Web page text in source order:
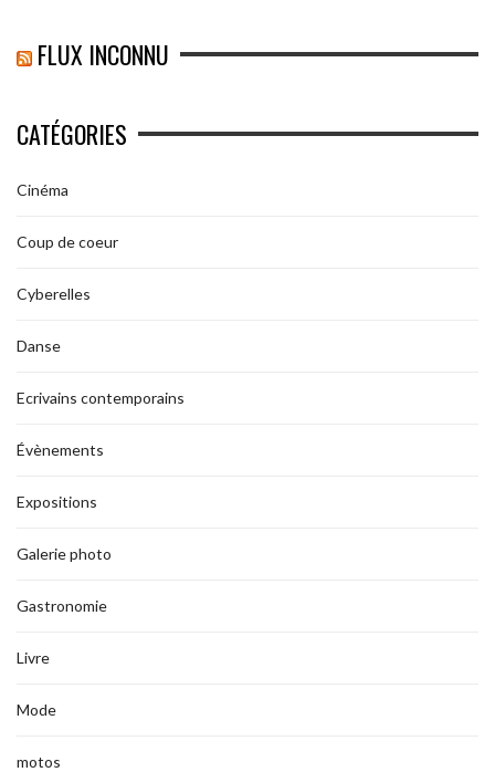
FLUX INCONNU
CATÉGORIES
Cinéma
Coup de coeur
Cyberelles
Danse
Ecrivains contemporains
Évènements
Expositions
Galerie photo
Gastronomie
Livre
Mode
motos